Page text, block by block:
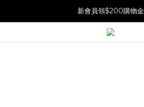
新會員領$200購物金